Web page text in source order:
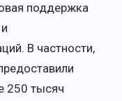
поддержка
В частности,
250 тысяч